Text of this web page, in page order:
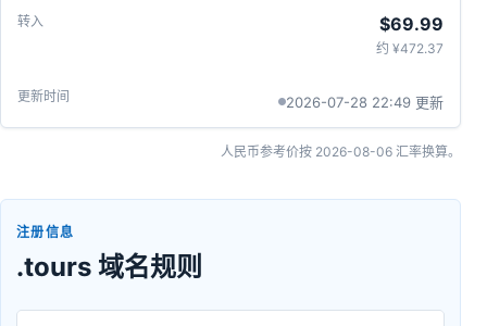
$69.99
约 ¥472.37
2026-07-28 22:49 更新
人民币参考价按 2026-08-06 汇率换算。
注册信息
.tours 域名规则